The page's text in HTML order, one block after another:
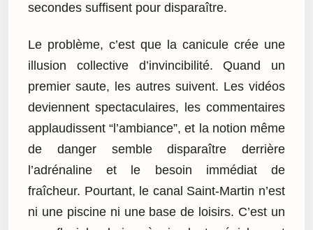
secondes suffisent pour disparaître.
Le problème, c’est que la canicule crée une
illusion collective d’invincibilité. Quand un
premier saute, les autres suivent. Les vidéos
deviennent spectaculaires, les commentaires
applaudissent “l’ambiance”, et la notion même
de danger semble disparaître derrière
l’adrénaline et le besoin immédiat de
fraîcheur. Pourtant, le canal Saint-Martin n’est
ni une piscine ni une base de loisirs. C’est un